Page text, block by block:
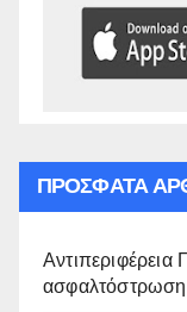
ΠΡΌΣΦΑΤΑ
ασφαλτόστρωση